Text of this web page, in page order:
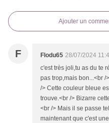
Ajouter un
F Flodu65 28/07/2024
c'est très joli,tu as du te
pas trop,mais bon...<br /
/> Cette couleur bleue
trouve.<br /> Bizarre
<br /> Mais il se passe
maintenant que c'est